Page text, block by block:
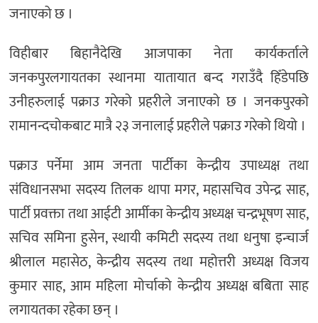
जनाएको छ ।
विहीबार बिहानैदेखि आजपाका नेता कार्यकर्ताले
जनकपुरलगायतका स्थानमा यातायात बन्द गराउँदै हिँडेपछि
उनीहरुलाई पक्राउ गरेको प्रहरीले जनाएको छ । जनकपुरको
रामानन्दचोकबाट मात्रै २३ जनालाई प्रहरीले पक्राउ गरेको थियो ।
पक्राउ पर्नेमा आम जनता पार्टीका केन्द्रीय उपाध्यक्ष तथा
संविधानसभा सदस्य तिलक थापा मगर, महासचिव उपेन्द्र साह,
पार्टी प्रवक्ता तथा आईटी आर्मीका केन्द्रीय अध्यक्ष चन्द्रभूषण साह,
सचिव समिना हुसेन, स्थायी कमिटी सदस्य तथा धनुषा इन्चार्ज
श्रीलाल महासेठ, केन्द्रीय सदस्य तथा महोत्तरी अध्यक्ष विजय
कुमार साह, आम महिला मोर्चाको केन्द्रीय अध्यक्ष बबिता साह
लगायतका रहेका छन् ।